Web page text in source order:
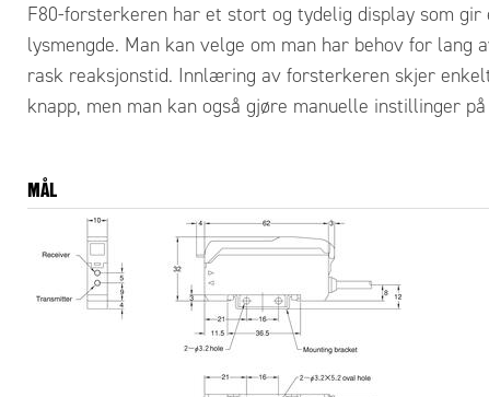
F80-forsterkeren har et stort og tydelig display som
lysmengde. Man kan velge om man har behov for lang
rask reaksjonstid. Innlæring av forsterkeren skjer
knapp, men man kan også gjøre manuelle instillinger
MÅL